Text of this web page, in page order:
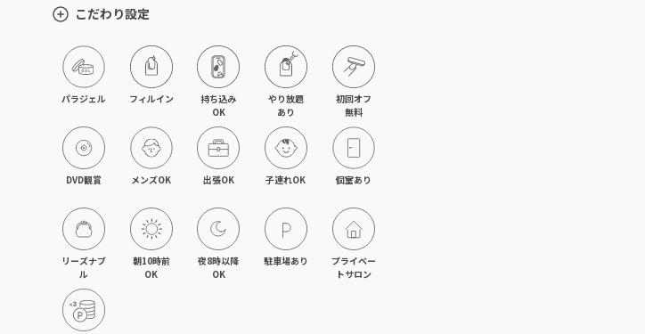
所沢・小手指
飯能・東飯能
春日部・岩槻
熊谷・行田
坂戸・若葉・鶴ヶ島
上尾・桶川・鴻巣
久喜・幸手・蓮田
こだわり設定
パラジェル フィルイン
持ち込み
OK
やり放題
あり
初回オフ
無料
DVD観賞 メンズOK 出張OK 子連れOK 個室あり
リーズナブ
ル
朝10時前
OK
夜8時以降
OK
駐車場あり
プライベー
トサロン